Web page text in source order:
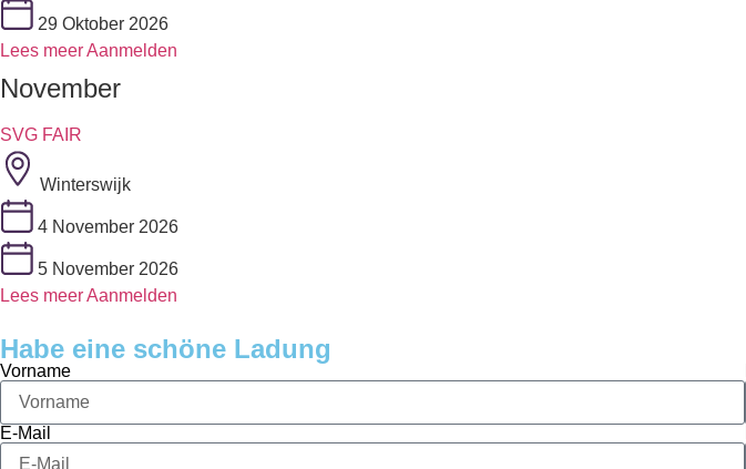
29 Oktober 2026
Lees meerAanmelden
November
SVG FAIR
Winterswijk
4 November 2026
5 November 2026
Lees meerAanmelden
Habe eine schöne Ladung
Vorname
E-Mail